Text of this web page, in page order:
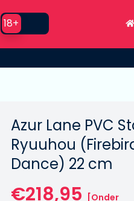
Use setting
18+
Azur Lane PVC
Ryuuhou
Dance) 22 cm
€218,95
[Onder